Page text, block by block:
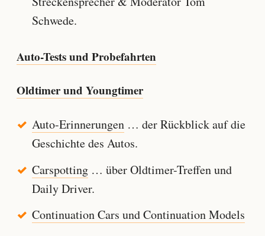
Schwede.
Auto-Tests und Probefahrten
Oldtimer und Youngtimer
Auto-Erinnerungen… der Rückblick auf die
Geschichte des Autos.
Carspotting… über Oldtimer-Treffen und
Daily Driver.
Continuation Cars und Continuation Models